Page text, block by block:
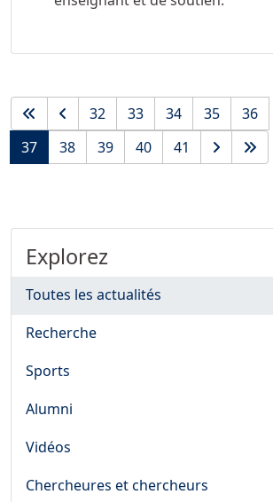
32 33 34 35
36
37
38 39 40 41
Explorez
Toutes les actualités
Recherche
Sports
Alumni
Vidéos
Chercheures et chercheurs